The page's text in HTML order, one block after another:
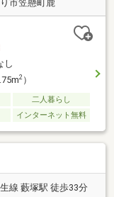
市笠懸町鹿
し
2）
二人暮らし
インターネット無料
線 藪塚駅 徒歩33分